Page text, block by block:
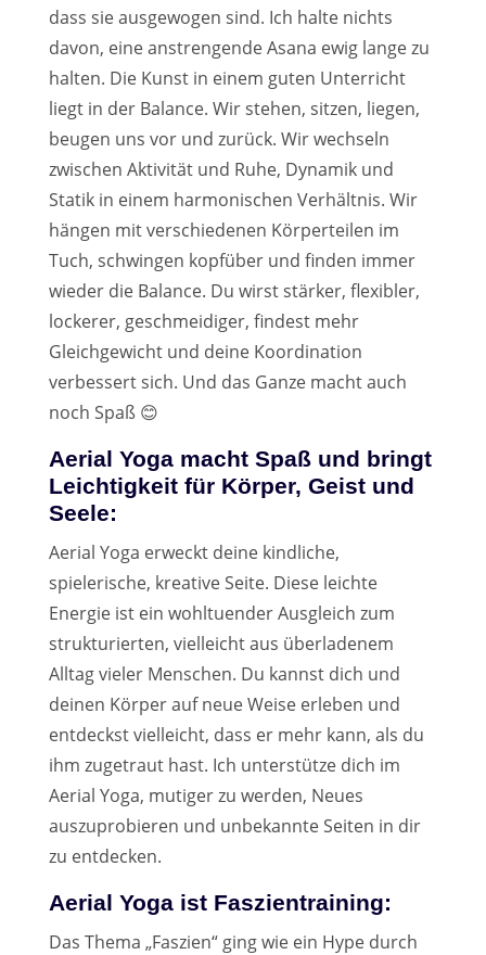
dass sie ausgewogen sind. Ich halte nichts
davon, eine anstrengende Asana ewig lange zu
halten. Die Kunst in einem guten Unterricht
liegt in der Balance. Wir stehen, sitzen, liegen,
beugen uns vor und zurück. Wir wechseln
zwischen Aktivität und Ruhe, Dynamik und
Statik in einem harmonischen Verhältnis. Wir
hängen mit verschiedenen Körperteilen im
Tuch, schwingen kopfüber und finden immer
wieder die Balance. Du wirst stärker, flexibler,
lockerer, geschmeidiger, findest mehr
Gleichgewicht und deine Koordination
verbessert sich. Und das Ganze macht auch
noch Spaß 😊
Aerial Yoga macht Spaß und bringt
Leichtigkeit für Körper, Geist und
Seele:
Aerial Yoga erweckt deine kindliche,
spielerische, kreative Seite. Diese leichte
Energie ist ein wohltuender Ausgleich zum
strukturierten, vielleicht aus überladenem
Alltag vieler Menschen. Du kannst dich und
deinen Körper auf neue Weise erleben und
entdeckst vielleicht, dass er mehr kann, als du
ihm zugetraut hast. Ich unterstütze dich im
Aerial Yoga, mutiger zu werden, Neues
auszuprobieren und unbekannte Seiten in dir
zu entdecken.
Aerial Yoga ist Faszientraining:
Das Thema „Faszien“ ging wie ein Hype durch